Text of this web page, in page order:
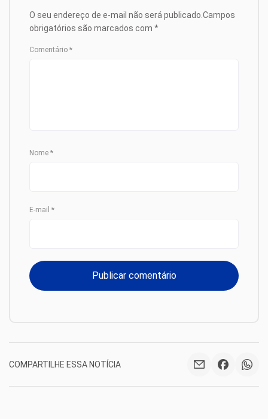
O seu endereço de e-mail não será publicado. Campos
obrigatórios são marcados com *
Comentário *
Nome *
E-mail *
COMPARTILHE ESSA NOTÍCIA